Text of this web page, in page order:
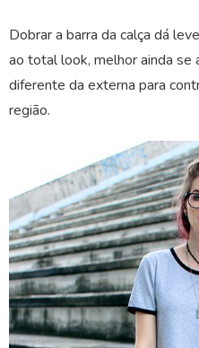
Dobrar a barra da calça dá
ao total look, melhor ainda se
diferente da externa para
região.